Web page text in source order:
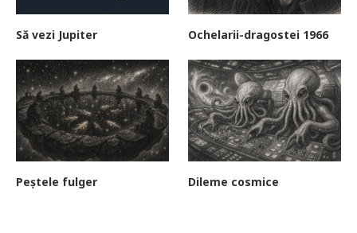
Să vezi Jupiter Ochelarii-dragostei 1966
Peștele fulger Dileme cosmice